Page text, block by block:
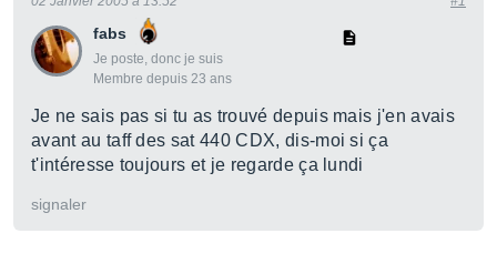
fabs
Je poste, donc je suis
Membre depuis 23 ans
Je ne sais pas si tu as trouvé depuis mais j'en avais
avant au taff des sat 440 CDX, dis-moi si ça
t'intéresse toujours et je regarde ça lundi
signaler